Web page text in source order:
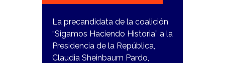
La precandidata de la coalición
“Sigamos Haciendo Historia” a la
Presidencia de la República,
Claudia Sheinbaum Pardo,